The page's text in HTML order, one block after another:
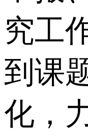
究工
到课
化，